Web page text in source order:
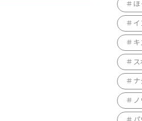
ほ
イ
キ
ス
ナ